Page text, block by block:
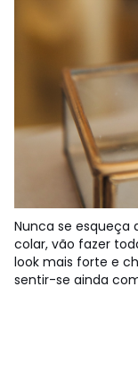
Nunca se esqueça
colar, vão fazer
look mais forte e
sentir-se ainda